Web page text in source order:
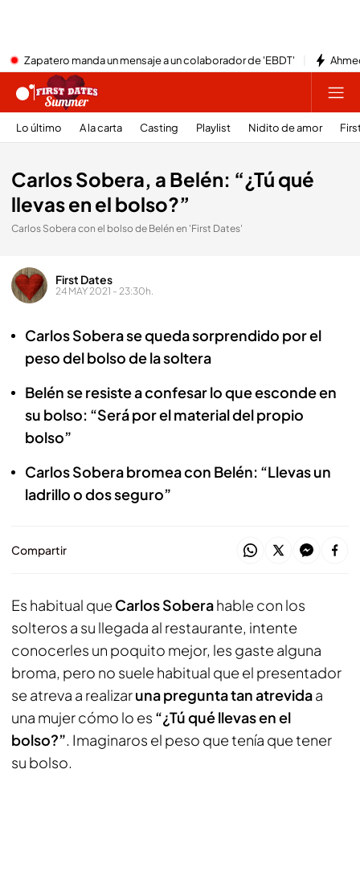
Zapatero manda un mensaje a un colaborador de 'EBDT'
Lo último A la carta Casting Playlist Nidito de amor
Carlos Sobera, a Belén: “¿Tú qué
llevas en el bolso?”
Carlos Sobera con el bolso de Belén en 'First Dates'
First Dates
24 MAY 2021 - 23:30h.
Carlos Sobera se queda sorprendido por el
peso del bolso de la soltera
Belén se resiste a confesar lo que esconde en
su bolso: “Será por el material del propio
bolso”
Carlos Sobera bromea con Belén: “Llevas un
ladrillo o dos seguro”
Compartir
Es habitual que Carlos Soberahable con los
solteros a su llegada al restaurante, intente
conocerles un poquito mejor, les gaste alguna
broma, pero no suele habitual que el presentador
se atreva a realizaruna pregunta tan atrevidaa
una mujer cómo lo es “¿Tú qué llevas en el
bolso?”. Imaginaros el peso que tenía que tener
su bolso.